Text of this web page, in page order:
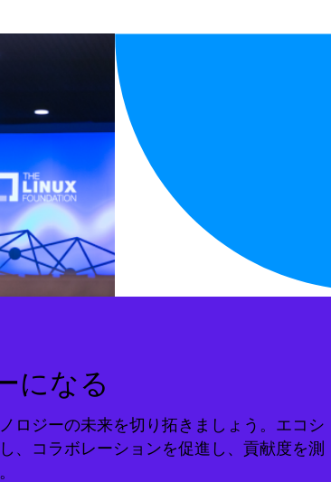
になる
ロジーの未来を切り拓きましょう。エコシ
、コラボレーションを促進し、貢献度を測